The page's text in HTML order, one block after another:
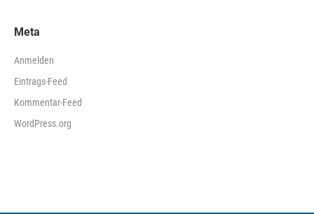
Meta
Anmelden
Eintrags-Feed
Kommentar-Feed
WordPress.org